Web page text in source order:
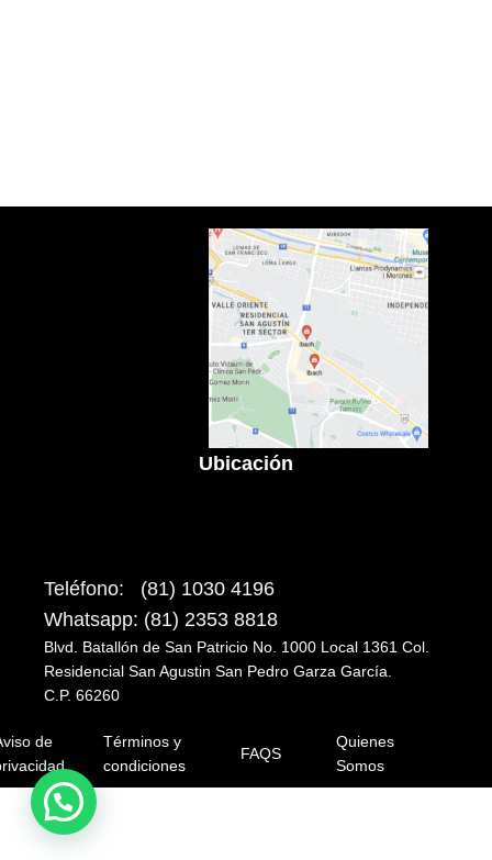
Ubicación
Teléfono: (81) 1030 4196
Whatsapp: (81) 2353 8818
Blvd. Batallón de San Patricio No. 1000 Local 1361 Col.
Residencial San Agustin San Pedro Garza García.
C.P. 66260
de
Términos y
condiciones
FAQS
Quienes
Somos